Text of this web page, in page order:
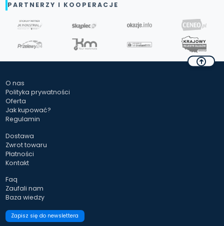
PARTNERZY I KOOPERACJE
O nas
Polityka prywatności
Oferta
Jak kupować?
Regulamin
Dostawa
Zwrot towaru
Płatności
Kontakt
Faq
Zaufali nam
Baza wiedzy
Zapisz się do newslettera